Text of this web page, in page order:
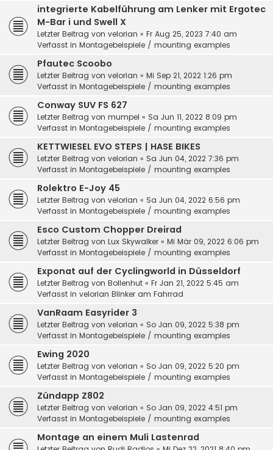
integrierte Kabelführung am Lenker mit Ergotec
M-Bar i und Swell X
Letzter Beitrag von velorian « Fr Aug 25, 2023 7:40 am
Verfasst in Montagebeispiele / mounting examples
Pfautec Scoobo
Letzter Beitrag von velorian « Mi Sep 21, 2022 1:26 pm
Verfasst in Montagebeispiele / mounting examples
Conway SUV FS 627
Letzter Beitrag von mumpel « Sa Jun 11, 2022 8:09 pm
Verfasst in Montagebeispiele / mounting examples
KETTWIESEL EVO STEPS | HASE BIKES
Letzter Beitrag von velorian « Sa Jun 04, 2022 7:36 pm
Verfasst in Montagebeispiele / mounting examples
Rolektro E-Joy 45
Letzter Beitrag von velorian « Sa Jun 04, 2022 6:56 pm
Verfasst in Montagebeispiele / mounting examples
Esco Custom Chopper Dreirad
Letzter Beitrag von Lux Skywalker « Mi Mär 09, 2022 6:06 pm
Verfasst in Montagebeispiele / mounting examples
Exponat auf der Cyclingworld in Düsseldorf
Letzter Beitrag von Bollenhut « Fr Jan 21, 2022 5:45 am
Verfasst in velorian Blinker am Fahrrad
VanRaam Easyrider 3
Letzter Beitrag von velorian « So Jan 09, 2022 5:38 pm
Verfasst in Montagebeispiele / mounting examples
Ewing 2020
Letzter Beitrag von velorian « So Jan 09, 2022 5:20 pm
Verfasst in Montagebeispiele / mounting examples
Zündapp Z802
Letzter Beitrag von velorian « So Jan 09, 2022 4:51 pm
Verfasst in Montagebeispiele / mounting examples
Montage an einem Muli Lastenrad